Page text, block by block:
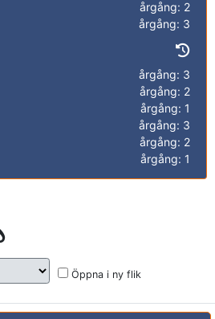
årgång: 2
årgång: 3
årgång: 3
årgång: 2
årgång: 1
årgång: 3
årgång: 2
årgång: 1
Öppna i ny flik